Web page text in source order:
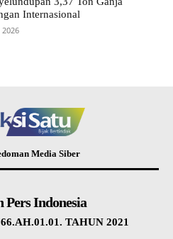
Internasional
2026
Media Siber
Pers Indonesia
TAHUN 2021